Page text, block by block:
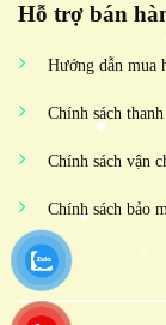
Hỗ trợ bán
Hướng dẫn mua
Chính sách
Chính sách vận
Chính sách bảo